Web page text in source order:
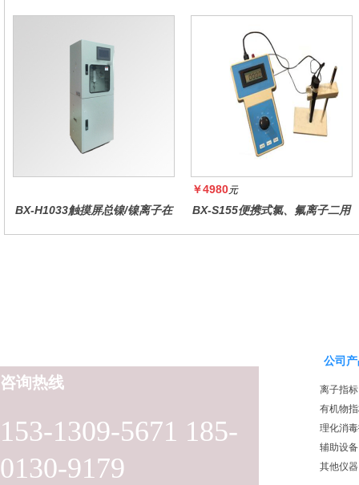
BX-H1033触摸屏总镍/镍离子在
￥4980元
BX-S155便携式氯、氟离子二用
153-1309-5671 185-
0130-9179
咨询热线
公司
离子指标
有机物
理化消
辅助设备
其他仪器